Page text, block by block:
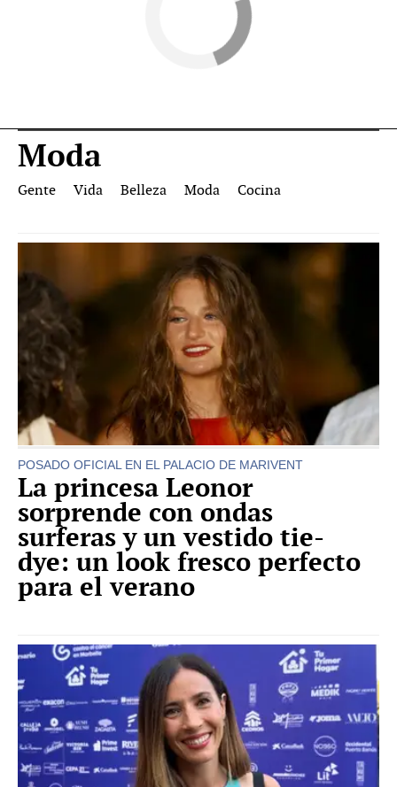
Moda
Gente Vida Belleza Moda Cocina
POSADO OFICIAL EN EL PALACIO DE MARIVENT
La princesa Leonor
sorprende con ondas
surferas y un vestido tie-
dye: un look fresco perfecto
para el verano